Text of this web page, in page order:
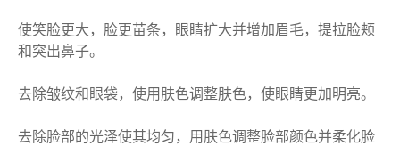
使笑脸更大，脸更苗条，眼睛扩大并增加眉毛，提拉脸颊
和突出鼻子。
去除皱纹和眼袋，使用肤色调整肤色，使眼睛更加明亮。
去除脸部的光泽使其均匀，用肤色调整脸部颜色并柔化脸